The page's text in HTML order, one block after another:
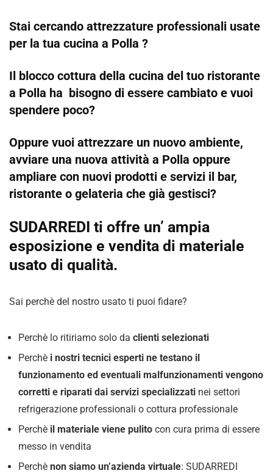
Stai cercando attrezzature professionali usate
per la tua cucina a Polla ?
Il blocco cottura della cucina del tuo ristorante
a Polla ha bisogno di essere cambiato e vuoi
spendere poco?
Oppure vuoi attrezzare un nuovo ambiente,
avviare una nuova attività a Polla oppure
ampliare con nuovi prodotti e servizi il bar,
ristorante o gelateria che già gestisci?
SUDARREDI ti offre un’ ampia
esposizione e vendita di materiale
usato di qualità.
Sai perchè del nostro usato ti puoi fidare?
Perchè lo ritiriamo solo da clienti selezionati
Perchè i nostri tecnici esperti ne testano il
funzionamento ed eventuali malfunzionamenti vengono
corretti e riparati dai servizi specializzati nei settori
refrigerazione professionali o cottura professionale
Perchè il materiale viene pulito con cura prima di essere
messo in vendita
Perchè non siamo un’azienda virtuale: SUDARREDI